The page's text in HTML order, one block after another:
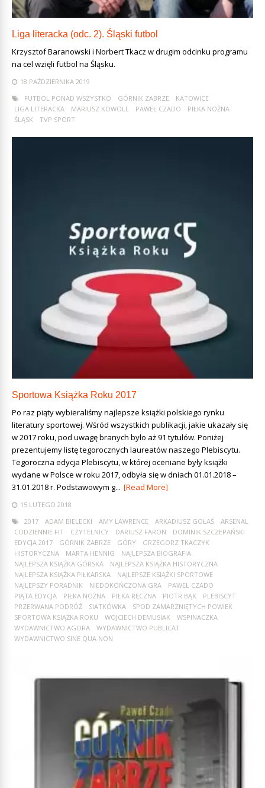
Liga literacka (odc. 2). Śląski futbol
Krzysztof Baranowski i Norbert Tkacz w drugim odcinku programu
na cel wzięli futbol na Śląsku.
18 PAŹDZIERNIKA 2019
FUTBOL PONAD WSZYSTKO
GÓRNIK ZABRZE
KATOWICE
LIGA LITERACKA
MARIUSZ KOWOLL PAWEŁ CZADO
PIŁKA NOŻNA
ŚLĄSK
TVP SPORT
Sportowa Książka Roku 2017
Po raz piąty wybieraliśmy najlepsze książki polskiego rynku
literatury sportowej. Wśród wszystkich publikacji, jakie ukazały się
w 2017 roku, pod uwagę branych było aż 91 tytułów. Poniżej
prezentujemy listę tegorocznych laureatów naszego Plebiscytu.
Tegoroczna edycja Plebiscytu, w której oceniane były książki
wydane w Polsce w roku 2017, odbyła się w dniach 01.01.2018 –
31.01.2018 r. Podstawowym g... [Read More]
15 LUTEGO 2018
2017
ADAM BIELECKI AMY LAWRENCE ARKADIUSZ GOŁAŚ
ARSENAL
CODZIENNIE FIT
CZYTELNICY DARIUSZ FARON
DOMINIK SZCZEPAŃSKI
EDYCJA 2017
GÓRNIK ZABRZE GÓRY
GRZEGORZ TKACZYK
HISTORYCZNA
MARTA HENNIG
NAJLEPSZA BIOGRAFIA
NAJLEPSZA KSIĄŻKA GÓRSKA
NAJLEPSZA KSIĄŻKA HISTORYCZNA
NAJLEPSZA KSIĄŻKA PIŁKARSKA
NAJLEPSZE KSIĄŻKI SPORTOWE
NAJLEPSZY PORADNIK
NIEDOKOŃCZONA GRA
PAWEŁ CZADO
PIĄTA EDYCJA
PIŁKA NOŻNA PIŁKA RĘCZNA PIOTR BĄK
PLEBISCYT
PRZERWANA PODRÓŻ
SIATKÓWKA
SPOD ZAMARZNIĘTYCH POWIEK
SPORTOWA KSIĄŻKA ROKU
WOJCIECH DEMUSIAK
WSPINACZKA
WYDAWNICTWO AGORA
WYDAWNICTWO PUBLICAT
WYDAWNICTWO SINE QUA NON